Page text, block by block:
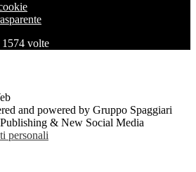
1574 volte
and powered by Gruppo Spaggiari
& New Social Media
personali